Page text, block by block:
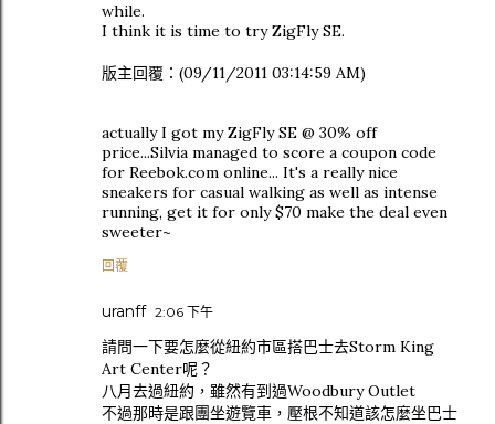
while.
I think it is time to try ZigFly SE.
版主回覆：(09/11/2011 03:14:59 AM)
actually I got my ZigFly SE @ 30% off
price...Silvia managed to score a coupon code
for Reebok.com online... It's a really nice
sneakers for casual walking as well as intense
running, get it for only $70 make the deal even
sweeter~
回覆
uranff 2:06 下午
請問一下要怎麼從紐約市區搭巴士去Storm King
Art Center呢？
八月去過紐約，雖然有到過Woodbury Outlet
不過那時是跟團坐遊覽車，壓根不知道該怎麼坐巴士